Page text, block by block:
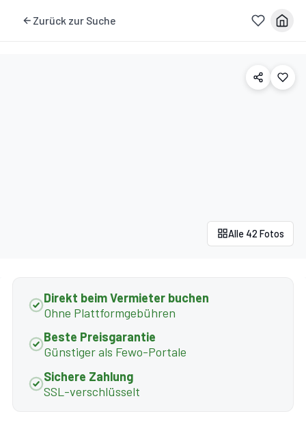
Zurück zur Suche
Alle 42 Fotos
Direkt beim Vermieter buchen
Ohne Plattformgebühren
Beste Preisgarantie
Günstiger als Fewo-Portale
Sichere Zahlung
SSL-verschlüsselt